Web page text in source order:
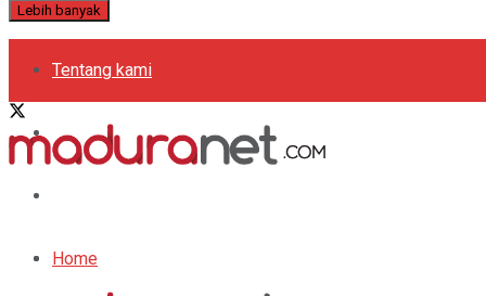
Lebih banyak
Tentang kami
Kebijakan Privasi
Periklanan
Home